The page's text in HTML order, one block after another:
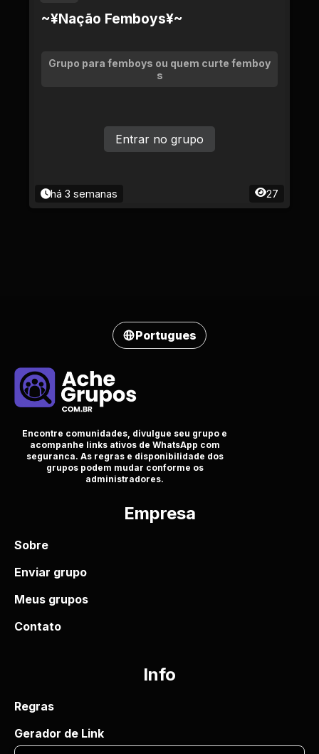
~¥Nação Femboys¥~
Grupo para femboys ou quem curte femboy
s
há 3 semanas 27
Entrar no grupo
Portugues
Encontre comunidades, divulgue seu grupo e
acompanhe links ativos de WhatsApp com
seguranca. As regras e disponibilidade dos
grupos podem mudar conforme os
administradores.
Empresa
Sobre
Enviar grupo
Meus grupos
Contato
Info
Regras
Gerador de Link